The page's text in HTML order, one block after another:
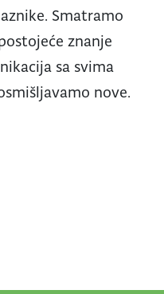
Smatramo
znanje
sa svima
nove.